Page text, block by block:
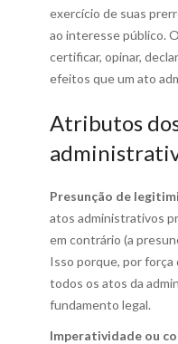
exercício de suas
ao interesse público.
certificar, opinar,
efeitos que um ato
Atributos
Presunção de
atos administrativos
em contrário (a
Isso porque, por força
todos os atos da
fundamento legal.
Imperatividade ou